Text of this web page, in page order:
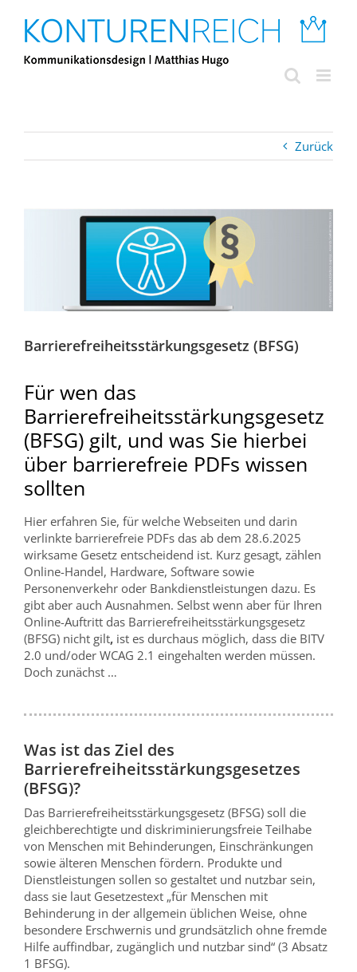
Inhalt
springen
Zurück
Barrierefreiheitsstärkungsgesetz (BFSG)
Für wen das
Barrierefreiheitsstärkungsgesetz
(BFSG) gilt, und was Sie hierbei
über barrierefreie PDFs wissen
sollten
Hier erfahren Sie, für welche Webseiten und darin
verlinkte barrierefreie PDFs das ab dem 28.6.2025
wirksame Gesetz entscheidend ist. Kurz gesagt, zählen
Online-Handel, Hardware, Software sowie
Personenverkehr oder Bankdienstleistungen dazu. Es
gibt aber auch Ausnahmen. Selbst wenn aber für Ihren
Online-Auftritt das Barrierefreiheitsstärkungsgesetz
(BFSG) nicht gilt, ist es durchaus möglich, dass die BITV
2.0 und/oder WCAG 2.1 eingehalten werden müssen.
Doch zunächst …
Was ist das Ziel des
Barrierefreiheitsstärkungsgesetzes
(BFSG)?
Das Barrierefreiheitsstärkungsgesetz (BFSG) soll die
gleichberechtigte und diskriminierungsfreie Teilhabe
von Menschen mit Behinderungen, Einschränkungen
sowie älteren Menschen fördern. Produkte und
Dienstleistungen sollen so gestaltet und nutzbar sein,
dass sie laut Gesetzestext „für Menschen mit
Behinderung in der allgemein üblichen Weise, ohne
besondere Erschwernis und grundsätzlich ohne fremde
Hilfe auffindbar, zugänglich und nutzbar sind“ (3 Absatz
1 BFSG).